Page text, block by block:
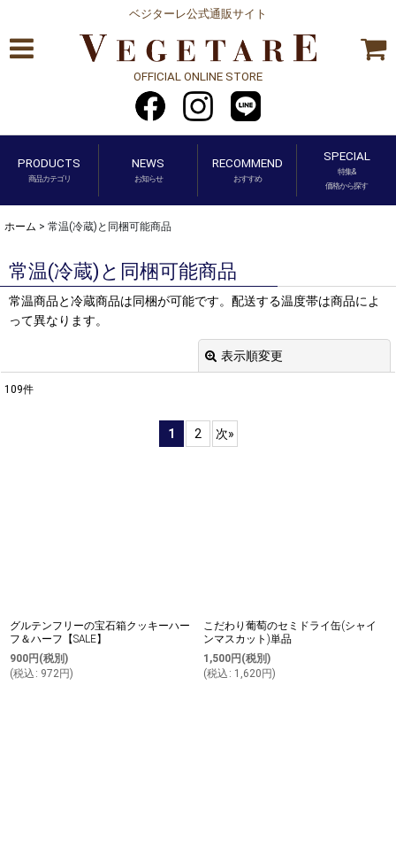
ベジターレ公式通販サイト
OFFICIAL ONLINE STORE
PRODUCTS
商品カテゴリ
NEWS
お知らせ
RECOMMEND
おすすめ
SPECIAL
特集&
価格から探す
ホーム > 常温(冷蔵)と同梱可能商品
常温(冷蔵)と同梱可能商品
常温商品と冷蔵商品は同梱が可能です。配送する温度帯は商品によ
って異なります。
表示順変更
109件
1 2 次»
グルテンフリーの宝石箱クッキーハー
フ＆ハーフ【SALE】
900円 (税別)
(税込 : 972円)
こだわり葡萄のセミドライ缶(シャイ
ンマスカット)単品
1,500円 (税別)
(税込 : 1,620 円)